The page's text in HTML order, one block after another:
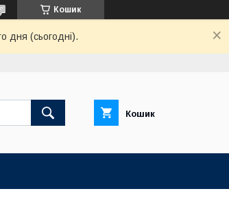
Кошик
дня (сьогодні).
Кошик